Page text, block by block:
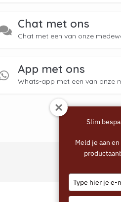
Chat met ons
Chat met een van onze
App met ons
Whats-app met een van onze
Slim
Meld je aan